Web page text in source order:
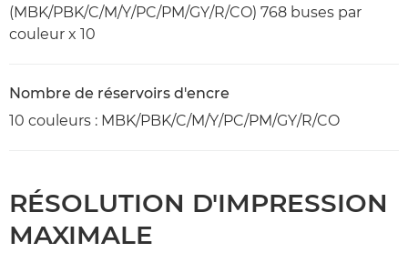
(MBK/PBK/C/M/Y/PC/PM/GY/R/CO) 768 buses par
couleur x 10
Nombre de réservoirs d'encre
10 couleurs : MBK/PBK/C/M/Y/PC/PM/GY/R/CO
RÉSOLUTION D'IMPRESSION
MAXIMALE